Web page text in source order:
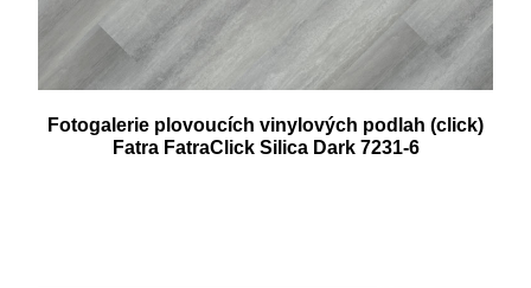
Fotogalerie plovoucích vinylových podlah (click)
Fatra FatraClick Silica Dark 7231-6